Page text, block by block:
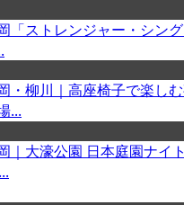
「ストレンジャー・シング
・柳川｜高座椅子で楽し
...
｜大濠公園 日本庭園ナイ